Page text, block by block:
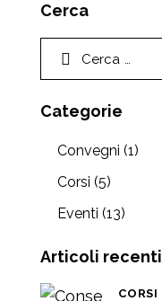
Cerca
Categorie
Convegni (1)
Corsi (5)
Eventi (13)
Articoli recenti
CORSI